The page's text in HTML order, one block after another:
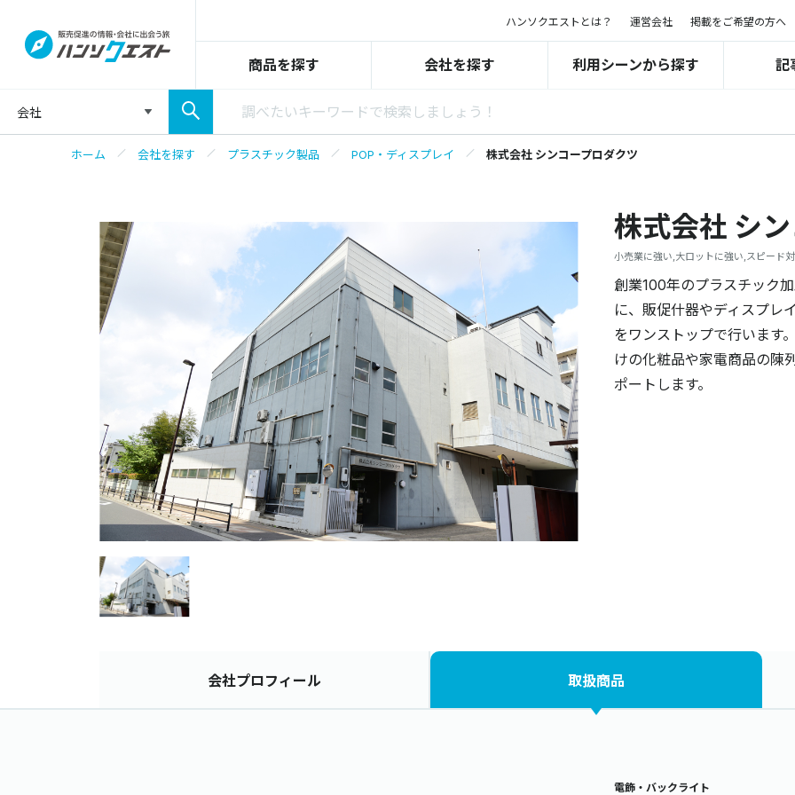
ハンソクエストとは？ 運営会社 掲載をご希望の方へ
商品を探す 会社を探す 利用シーンから探す 記
会社
ホーム 会社を探す プラスチック製品 POP・ディスプレイ 株式会社 シンコープロダクツ
株式会社 シ
小売業に強い,大ロットに強い,スピード
創業100年のプラスチック
に、販促什器やディスプレ
をワンストップで行います
けの化粧品や家電商品の陳
ポートします。
会社プロフィール 取扱商品
電飾・バックライト